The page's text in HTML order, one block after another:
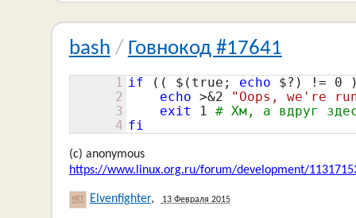
bash / Говнокод #17641
1
2
3
4
if (( $( true ; echo $?) != 0
echo >&2
"Oops, we're
exit
1 # Хм, а вдруг
fi
(c) anonymous
https://www.linux.org.ru/forum/development/
Elvenfighter, 13 Февраля 2015